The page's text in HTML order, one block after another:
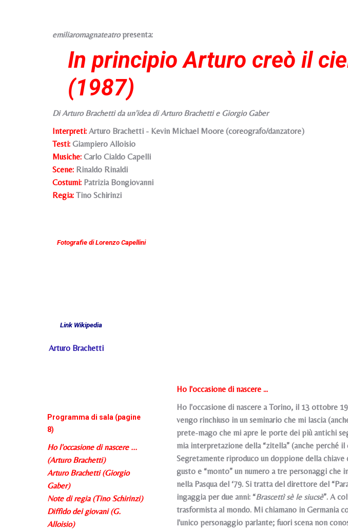
emiliaromagnateatropresenta:
In principio Arturo creò il
(1987)
Di Arturo Brachetti da un'idea di Arturo Brachetti e Giorgio Gaber
Interpreti: Arturo Brachetti - Kevin Michael Moore (coreografo/danzatore)
Testi: Giampiero Alloisio
Musiche: Carlo Cialdo Capelli
Scene: Rinaldo Rinaldi
Costumi: Patrizia Bongiovanni
Regia: Tino Schirinzi
Fotografie di Lorenzo Capellini
Link Wikipedia
Arturo Brachetti
Programma di sala (pagine
8)
Ho l'occasione di nascere ...
(Arturo Brachetti)
Arturo Brachetti (Giorgio
Gaber)
Note di regia (Tino Schirinzi)
Diffido dei giovani (G.
Alloisio)
Ho l'occasione di nascere ...
Ho l'occasione di nascere a Torino, il 13 ottobre
vengo rinchiuso in un seminario che mi lascia
prete-mago che mi apre le porte dei più antichi
mia interpretazione della “zitella” (anche perché
Segretamente riproduco un doppione della
gusto e “monto” un numero a tre personaggi
nella Pasqua del ‘79. Si tratta del direttore del
ingaggia per due anni: “Brascettì sè le siucsè”. A
trasformista al mondo. Mi chiamano in Germania
l'unico personaggio parlante; fuori scena non